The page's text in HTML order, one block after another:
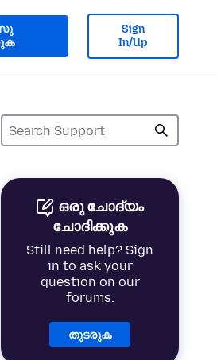
Sign
In/Up
ഒരു ചോദ്യം
ചോദിക്കുക
Still need help? Sign
in to ask your
question on our
forums.
തുടരുക